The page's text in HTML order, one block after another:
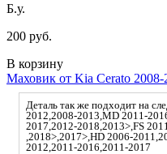
Б.у.
200 руб.
В корзину
Маховик от Kia Cerato 2008-
Деталь так же подходит на
2012,2008-2013,MD 2011-
2017,2012-2018,2013>,FS
,2018>,2017>,HD 2006-
2012,2011-2016,2011-2017